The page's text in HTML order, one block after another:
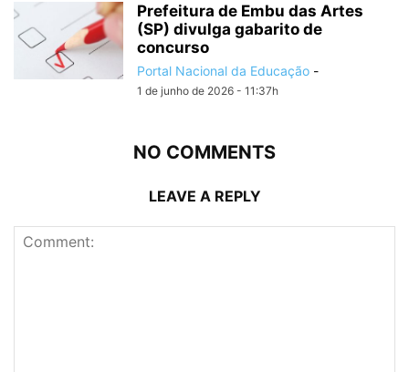
Prefeitura de Embu das Artes
(SP) divulga gabarito de
concurso
Portal Nacional da Educação -
1 de junho de 2026 - 11:37h
NO COMMENTS
LEAVE A REPLY